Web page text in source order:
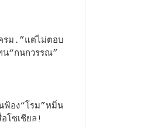
รม.”แต่ไม่ตอบ
น“กนกวรรณ”
ฟ้อง“โรม”หมิ่น
โซเชียล!